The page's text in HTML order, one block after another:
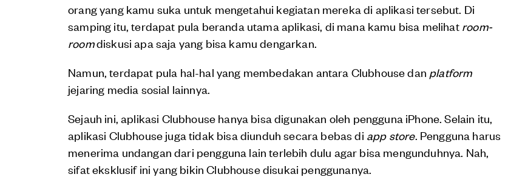
orang yang kamu suka untuk mengetahui kegiatan mereka di aplikasi tersebut. Di
samping itu, terdapat pula beranda utama aplikasi, di mana kamu bisa melihat room-
roomdiskusi apa saja yang bisa kamu dengarkan.
Namun, terdapat pula hal-hal yang membedakan antara Clubhouse dan platform
jejaring media sosial lainnya.
Sejauh ini, aplikasi Clubhouse hanya bisa digunakan oleh pengguna iPhone. Selain itu,
aplikasi Clubhouse juga tidak bisa diunduh secara bebas di app store. Pengguna harus
menerima undangan dari pengguna lain terlebih dulu agar bisa mengunduhnya. Nah,
sifat eksklusif ini yang bikin Clubhouse disukai penggunanya.